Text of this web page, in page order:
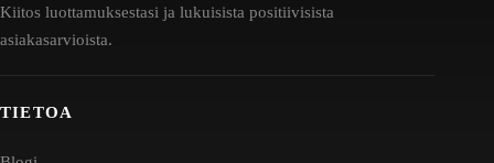
Kiitos luottamuksestasi ja lukuisista positiivisista
asiakasarvioista.
TIETOA